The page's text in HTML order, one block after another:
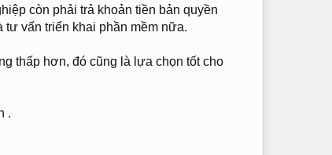
còn phải trả khoản tiền bản quyền
vấn triển khai phần mềm nữa.
thấp hơn, đó cũng là lựa chọn tốt cho
.